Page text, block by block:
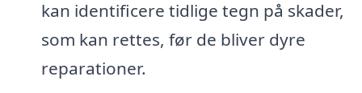
kan identificere tidlige tegn på skader,
som kan rettes, før de bliver dyre
reparationer.